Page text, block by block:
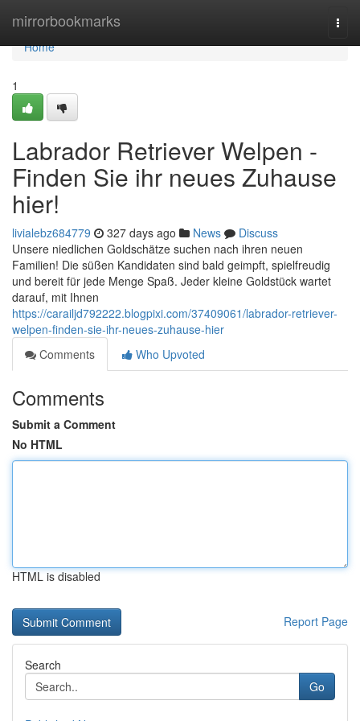
mirrorbookmarks
Home
Home
1
Labrador Retriever Welpen -
Finden Sie ihr neues Zuhause
hier!
livialebz684779 327 days ago News
Discuss
Unsere niedlichen Goldschätze suchen nach ihren neuen
Familien! Die süßen Kandidaten sind bald geimpft, spielfreudig
und bereit für jede Menge Spaß. Jeder kleine Goldstück wartet
darauf, mit Ihnen
https://carailjd792222.blogpixi.com/37409061/labrador-retriever-
welpen-finden-sie-ihr-neues-zuhause-hier
Comments
Who Upvoted
Comments
Submit a Comment
No HTML
HTML is disabled
Report Page
Search
Go